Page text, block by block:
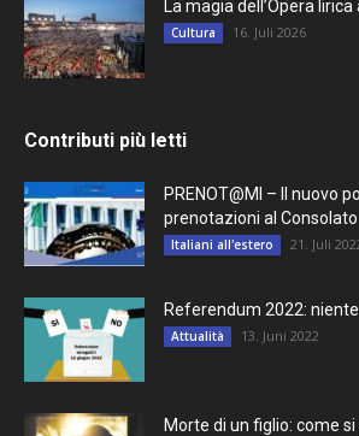
La magia dell’Opera lirica
Cultura 16. Juli 2026
Contributi più letti
PRENOT@MI – Il nuovo
prenotazioni al Consolato
Italiani all'estero 21. Juli
Referendum 2022:
Attualità 13. Juni 2022
Morte di un figlio: come